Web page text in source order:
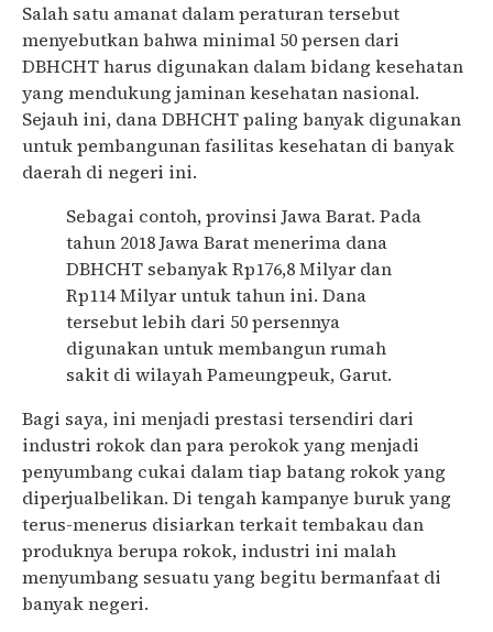
Salah satu amanat dalam peraturan tersebut
menyebutkan bahwa minimal 50 persen dari
DBHCHT harus digunakan dalam bidang kesehatan
yang mendukung jaminan kesehatan nasional.
Sejauh ini, dana DBHCHT paling banyak digunakan
untuk pembangunan fasilitas kesehatan di banyak
daerah di negeri ini.
Sebagai contoh, provinsi Jawa Barat. Pada
tahun 2018 Jawa Barat menerima dana
DBHCHT sebanyak Rp176,8 Milyar dan
Rp114 Milyar untuk tahun ini. Dana
tersebut lebih dari 50 persennya
digunakan untuk membangun rumah
sakit di wilayah Pameungpeuk, Garut.
Bagi saya, ini menjadi prestasi tersendiri dari
industri rokok dan para perokok yang menjadi
penyumbang cukai dalam tiap batang rokok yang
diperjualbelikan. Di tengah kampanye buruk yang
terus-menerus disiarkan terkait tembakau dan
produknya berupa rokok, industri ini malah
menyumbang sesuatu yang begitu bermanfaat di
banyak negeri.